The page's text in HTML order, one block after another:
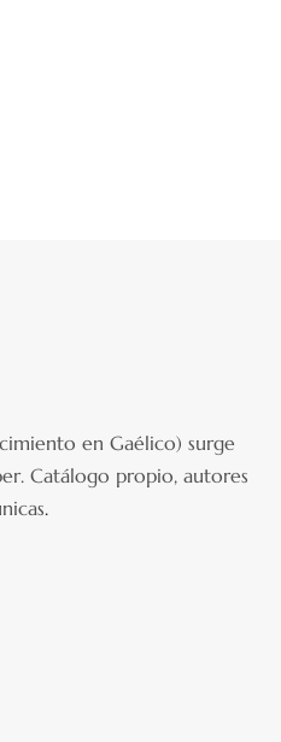
en Gaélico) surge
Catálogo propio, autores
.